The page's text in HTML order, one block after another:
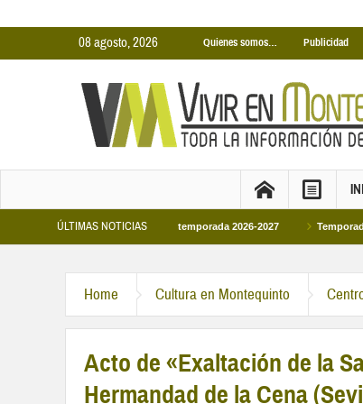
08 agosto, 2026 Quienes somos… Publicidad
ÚLTIMAS NOTICIAS
Municipales temporada 2026-2027 Temporada de Piscinas
Home Cultura en Montequinto
Acto de «Exaltación de la
Hermandad de la Cena